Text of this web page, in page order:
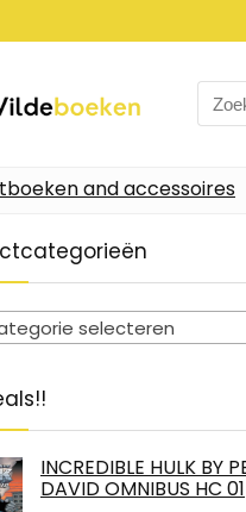
Search
for:
and accessoires
selecteren
INCREDIBLE HULK BY
DAVID OMNIBUS HC 01